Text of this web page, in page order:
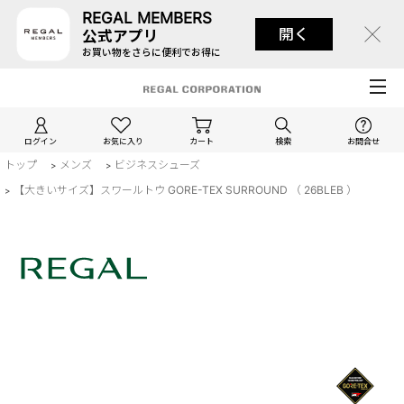
REGAL MEMBERS
公式アプリ
お買い物をさらに便利でお得に
開く
ログイン お気に入り カート 検索 お問合せ
トップ > メンズ > ビジネスシューズ
> 【大きいサイズ】スワールトウ GORE-TEX SURROUND （ 26BLEB ）